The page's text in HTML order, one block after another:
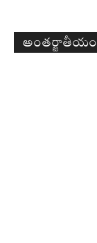
అంతర్జాతీయం